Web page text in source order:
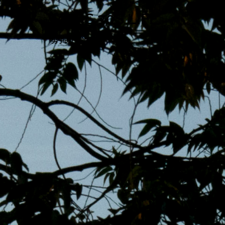
跳
至
主
內
MENS 30S LIFE
男子的日常生活